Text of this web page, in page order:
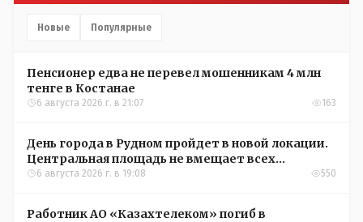
Новые Популярные
Пенсионер едва не перевел мошенникам 4 млн
тенге в Костанае
6 августа 2026 г. в 21:07 163
День города в Рудном пройдет в новой локации.
Центральная площадь не вмещает всех
желающих
6 августа 2026 г. в 19:08 550
Работник АО «Казахтелеком» погиб в